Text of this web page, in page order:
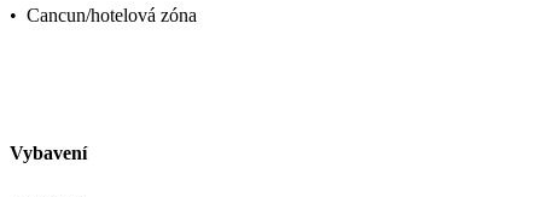
• Cancun/hotelová zóna
Vybavení